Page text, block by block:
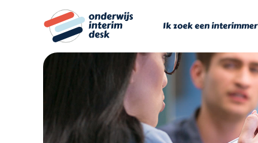
Ik zoek een interimmer